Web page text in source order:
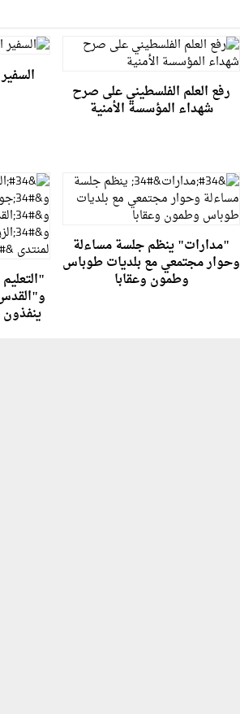
رفع العلم الفلسطيني على صرح
شهداء المؤسسة الأمنية
"مدارات" ينظم جلسة مساءلة
وحوار مجتمعي مع بلديات طوباس
وطمون وعقابا